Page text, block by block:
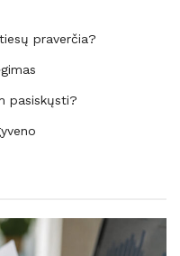
praverčia?
pasiskųsti?